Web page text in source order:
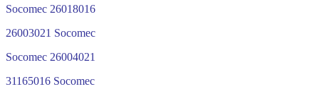
Socomec 26018016
26003021 Socomec
Socomec 26004021
31165016 Socomec